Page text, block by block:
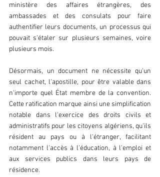
ministère des affaires étrangères, des
ambassades et des consulats pour faire
authentifier leurs documents, un processus qui
pouvait s'étaler sur plusieurs semaines, voire
plusieurs mois.
Désormais, un document ne nécessite qu'un
seul cachet, l'apostille, pour être valable dans
n'importe quel État membre de la convention.
Cette ratification marque ainsi une simplification
notable dans l'exercice des droits civils et
administratifs pour les citoyens algériens, qu'ils
résident au pays ou à l'étranger, facilitant
notamment l'accès à l'éducation, à l'emploi et
aux services publics dans leurs pays de
résidence.